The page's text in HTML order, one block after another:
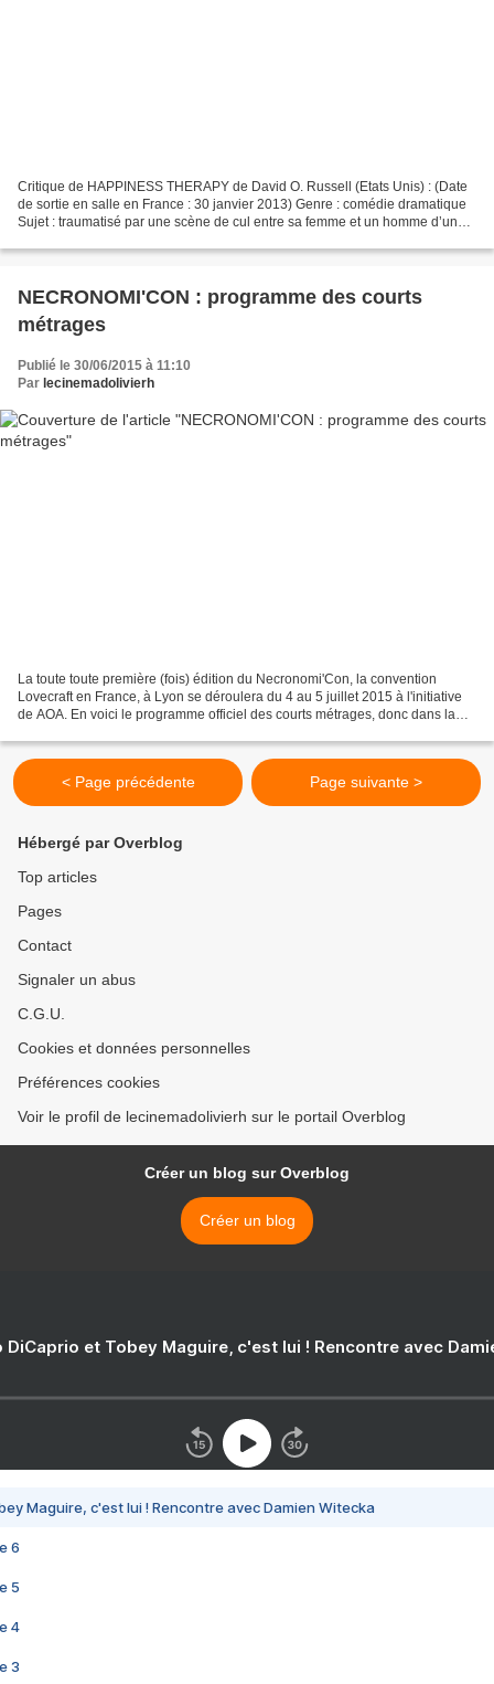
Critique de HAPPINESS THERAPY de David O. Russell (Etats Unis) : (Date
de sortie en salle en France : 30 janvier 2013) Genre : comédie dramatique
Sujet : traumatisé par une scène de cul entre sa femme et un homme d’un
NECRONOMI'CON : programme des courts
métrages
Publié le 30/06/2015 à 11:10
Par lecinemadolivierh
La toute toute première (fois) édition du Necronomi'Con, la convention
Lovecraft en France, à Lyon se déroulera du 4 au 5 juillet 2015 à l'initiative
de AOA. En voici le programme officiel des courts métrages, donc dans la
< Page précédente Page suivante >
Hébergé par Overblog
Top articles
Pages
Contact
Signaler un abus
C.G.U.
Cookies et données personnelles
Préférences cookies
Voir le profil de lecinemadolivierh sur le portail Overblog
Créer un blog sur Overblog
Créer un blog
DiCaprio et Tobey Maguire, c'est lui ! Rencontre avec
Maguire, c'est lui ! Rencontre avec Damien Witecka
6
5
4
3